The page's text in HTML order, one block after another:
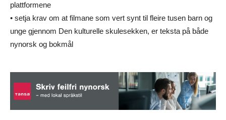
plattformene
• setja krav om at filmane som vert synt til fleire tusen barn og
unge gjennom Den kulturelle skulesekken, er teksta på både
nynorsk og bokmål